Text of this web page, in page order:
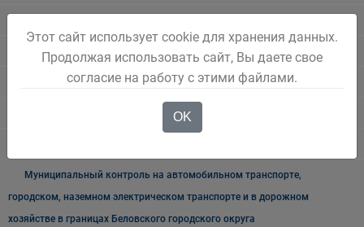
Архив закупок
Информация для заказчиков
Муниципальный контроль на автомобильном транспорте,
городском, наземном электрическом транспорте и в дорожном
хозяйстве в границах Беловского городского округа
Этот сайт использует cookie для хранения данных.
Продолжая использовать сайт, Вы даете свое
согласие на работу с этими файлами.
OK